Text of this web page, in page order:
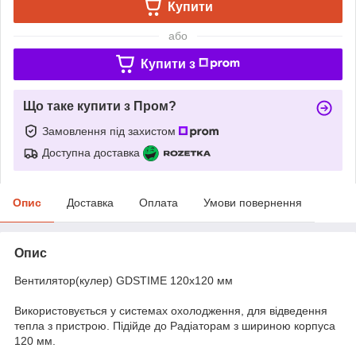
Купити
або
Купити з
Що таке купити з Пром?
Замовлення під захистом
Доступна доставка
Опис Доставка Оплата Умови повернення
Опис
Вентилятор(кулер) GDSTIME 120х120 мм
Використовується у системах охолодження, для відведення
тепла з пристрою. Підійде до Радіаторам з шириною корпуса
120 мм.